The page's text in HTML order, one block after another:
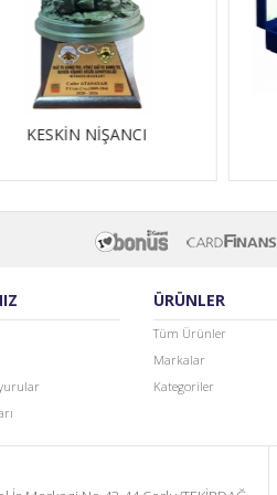
CAM PLAKET KUTUSU
ÜRÜNLER
Tüm Ürünler
Markalar
Kategoriler